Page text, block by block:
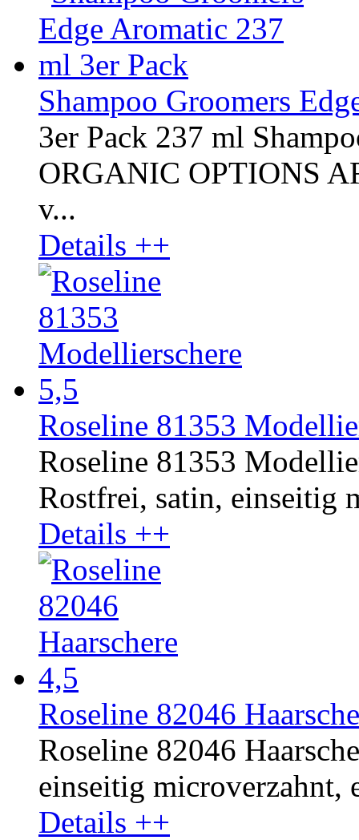
Shampoo Groomers
3er Pack 237 ml
ORGANIC OPTIONS
v...
Details ++
Roseline 81353
Roseline 81353
Rostfrei, satin, einseitig
Details ++
Roseline 82046
Roseline 82046
einseitig microverzahnt,
Details ++